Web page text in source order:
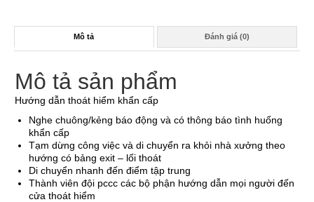
Mô tả Đánh giá (0)
Mô tả sản phẩm
Hướng dẫn thoát hiểm khẩn cấp
Nghe chuông/kẻng báo động và có thông báo tình huống
khẩn cấp
Tạm dừng công việc và di chuyển ra khỏi nhà xưởng theo
hướng có bảng exit – lối thoát
Di chuyển nhanh đến điểm tập trung
Thành viên đội pccc các bộ phận hướng dẫn mọi người đến
cửa thoát hiểm